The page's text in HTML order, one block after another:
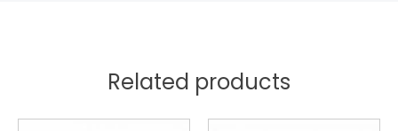
Related products